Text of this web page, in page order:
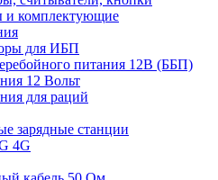
и комплектующие
для ИБП
питания 12В (ББП)
12 Вольт
для раций
зарядные станции
4G